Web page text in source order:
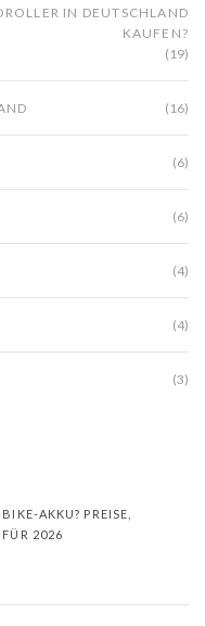
IN DEUTSCHLAND
KAUFEN?
(19)
(16)
(6)
(6)
(4)
(4)
(3)
AKKU? PREISE,
2026